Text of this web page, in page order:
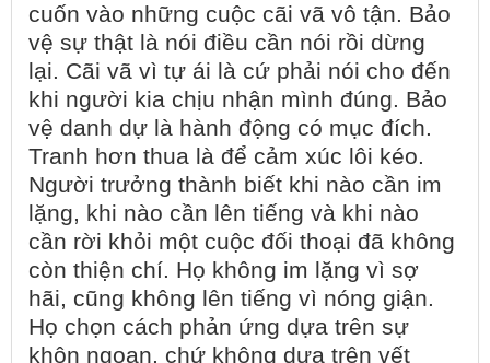
cuốn vào những cuộc cãi vã vô tận. Bảo
vệ sự thật là nói điều cần nói rồi dừng
lại. Cãi vã vì tự ái là cứ phải nói cho đến
khi người kia chịu nhận mình đúng. Bảo
vệ danh dự là hành động có mục đích.
Tranh hơn thua là để cảm xúc lôi kéo.
Người trưởng thành biết khi nào cần im
lặng, khi nào cần lên tiếng và khi nào
cần rời khỏi một cuộc đối thoại đã không
còn thiện chí. Họ không im lặng vì sợ
hãi, cũng không lên tiếng vì nóng giận.
Họ chọn cách phản ứng dựa trên sự
khôn ngoan, chứ không dựa trên vết